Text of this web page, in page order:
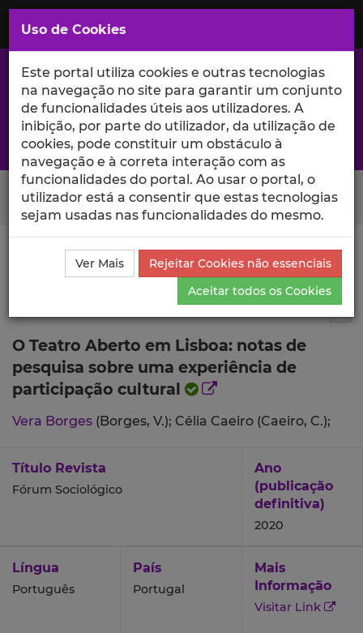
Saltar
para
Conteúdo
Principal
A excelência da investigação e ciência no Iscte
Search Button
Ciência_Iscte Publicações
Descrição Detalhada da
Publicação
O Teatro Aberto em Lisboa: notas de
pesquisa sobre uma experiência de
participação cultural
Vera Borges (Borges, V.); Célia Caeiro (Caeiro, C.);
Título Revista
Fórum Sociológico
Ano
(publicação
definitiva)
2020
Língua
Português
País
Portugal
Mais
Informação
Visitar Link
Uso de Cookies
Este portal utiliza cookies e outras tecnologias
na navegação no site para garantir um conjunto
de funcionalidades úteis aos utilizadores. A
inibição, por parte do utilizador, da utilização de
cookies, pode constituir um obstáculo à
navegação e à correta interação com as
funcionalidades do portal. Ao usar o portal, o
utilizador está a consentir que estas tecnologias
sejam usadas nas funcionalidades do mesmo.
Ver Mais
Rejeitar Cookies não essenciais
Aceitar todos os Cookies